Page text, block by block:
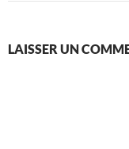
LAISSER UN